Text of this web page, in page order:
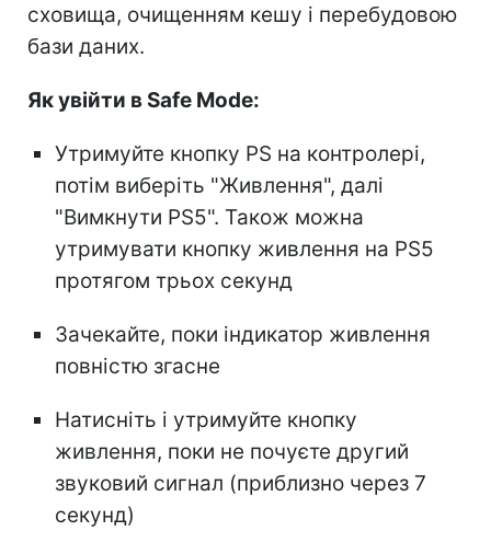
сховища, очищенням кешу і перебудовою
бази даних.
Як увійти в Safe Mode:
Утримуйте кнопку PS на контролері,
потім виберіть "Живлення", далі
"Вимкнути PS5". Також можна
утримувати кнопку живлення на PS5
протягом трьох секунд
Зачекайте, поки індикатор живлення
повністю згасне
Натисніть і утримуйте кнопку
живлення, поки не почуєте другий
звуковий сигнал (приблизно через 7
секунд)